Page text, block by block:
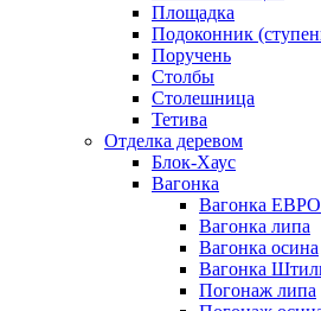
Площадка
Подоконник
Поручень
Столбы
Столешница
Тетива
Отделка деревом
Блок-Хаус
Вагонка
Вагонка ЕВРО
Вагонка липа
Вагонка осина
Вагонка
Погонаж липа